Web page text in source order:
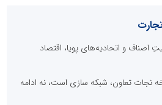
اصناف و اتحادیه‌های پویا، اقتصاد
نجات تعاون، شبکه سازی است، نه ادامه